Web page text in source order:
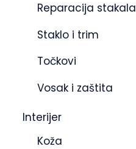
Reparacija stakala
Staklo i trim
Točkovi
Vosak i zaštita
Interijer
Koža